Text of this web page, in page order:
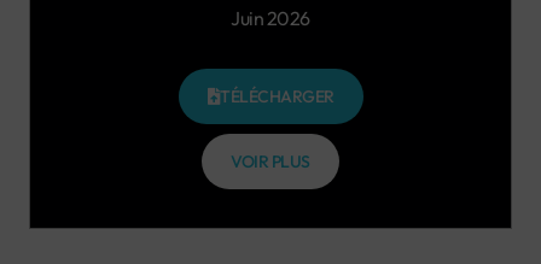
Juin 2026
TÉLÉCHARGER
VOIR PLUS